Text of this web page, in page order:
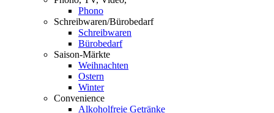
Phono
Schreibwaren/Bürobedarf
Schreibwaren
Bürobedarf
Saison-Märkte
Weihnachten
Ostern
Winter
Convenience
Alkoholfreie Getränke